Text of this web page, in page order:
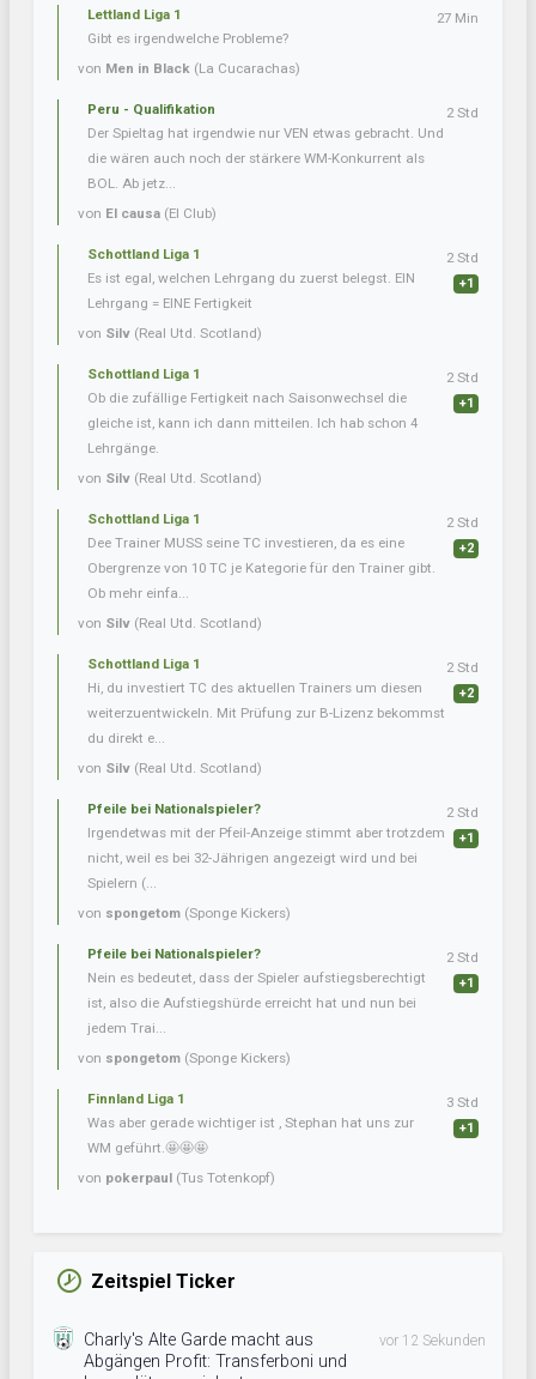
Lettland Liga 1
Gibt es irgendwelche Probleme?
von Men in Black (La Cucarachas)
27 Min
Peru - Qualifikation
Der Spieltag hat irgendwie nur VEN etwas gebracht. Und
die wären auch noch der stärkere WM-Konkurrent als
BOL. Ab jetz...
von El causa (El Club)
2 Std
Schottland Liga 1
Es ist egal, welchen Lehrgang du zuerst belegst. EIN
Lehrgang = EINE Fertigkeit
von Silv (Real Utd. Scotland)
2 Std
+1
Schottland Liga 1
Ob die zufällige Fertigkeit nach Saisonwechsel die
gleiche ist, kann ich dann mitteilen. Ich hab schon 4
Lehrgänge.
von Silv (Real Utd. Scotland)
2 Std
+1
Schottland Liga 1
Dee Trainer MUSS seine TC investieren, da es eine
Obergrenze von 10 TC je Kategorie für den Trainer gibt.
Ob mehr einfa...
von Silv (Real Utd. Scotland)
2 Std
+2
Schottland Liga 1
Hi, du investiert TC des aktuellen Trainers um diesen
weiterzuentwickeln. Mit Prüfung zur B-Lizenz bekommst
du direkt e...
von Silv (Real Utd. Scotland)
2 Std
+2
Pfeile bei Nationalspieler?
Irgendetwas mit der Pfeil-Anzeige stimmt aber trotzdem
nicht, weil es bei 32-Jährigen angezeigt wird und bei
Spielern (...
von spongetom (Sponge Kickers)
2 Std
+1
Pfeile bei Nationalspieler?
Nein es bedeutet, dass der Spieler aufstiegsberechtigt
ist, also die Aufstiegshürde erreicht hat und nun bei
jedem Trai...
von spongetom (Sponge Kickers)
2 Std
+1
Finnland Liga 1
Was aber gerade wichtiger ist , Stephan hat uns zur
WM geführt.🤩🤩🤩
von pokerpaul (Tus Totenkopf)
3 Std
+1
Zeitspiel Ticker
Charly's Alte Garde macht aus
Abgängen Profit: Transferboni und
vor 12 Sekunden